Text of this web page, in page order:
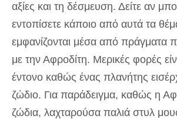
αξίες και τη δέσμευση. Δείτε αν
εντοπίσετε κάποιο από αυτά τα
εμφανίζονται μέσα από πράγματα
με την Αφροδίτη. Μερικές φορές
έντονο καθώς ένας πλανήτης
ζώδιο. Για παράδειγμα, καθώς η
ζώδια, λαχταρούσα παλιά στυλ